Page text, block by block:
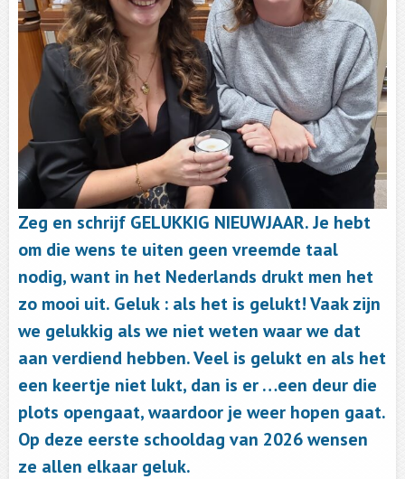
Zeg en schrijf GELUKKIG NIEUWJAAR. Je hebt
om die wens te uiten geen vreemde taal
nodig, want in het Nederlands drukt men het
zo mooi uit. Geluk : als het is gelukt! Vaak zijn
we gelukkig als we niet weten waar we dat
aan verdiend hebben. Veel is gelukt en als het
een keertje niet lukt, dan is er …een deur die
plots opengaat, waardoor je weer hopen gaat.
Op deze eerste schooldag van 2026 wensen
ze allen elkaar geluk.